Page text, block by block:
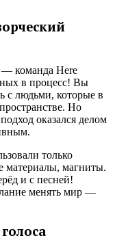
— команда Here
в процесс! Вы
с людьми, которые в
Но
оказался делом
только
материалы, магниты.
и с песней!
менять мир —